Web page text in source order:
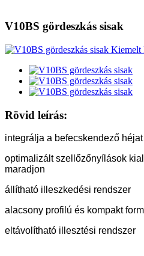
V10BS gördeszkás sisak
Rövid leírás:
integrálja a befecskendező
optimalizált szellőzőnyílások
maradjon
állítható illeszkedési rendszer
alacsony profilú és kompakt
eltávolítható illesztési rendszer